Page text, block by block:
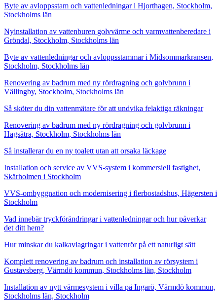
Byte av avloppsstam och vattenledningar i Hjorthagen, Stockholm,
Stockholms län
Nyinstallation av vattenburen golvvärme och varmvattenberedare i
Gröndal, Stockholm, Stockholms län
Byte av vattenledningar och avloppsstammar i Midsommarkransen,
Stockholm, Stockholms län
Renovering av badrum med ny rördragning och golvbrunn i
Vällingby, Stockholm, Stockholms län
Så sköter du din vattenmätare för att undvika felaktiga räkningar
Renovering av badrum med ny rördragning och golvbrunn i
Hagsätra, Stockholm, Stockholms län
Så installerar du en ny toalett utan att orsaka läckage
Installation och service av VVS-system i kommersiell fastighet,
Skärholmen i Stockholm
VVS-ombyggnation och modernisering i flerbostadshus, Hägersten i
Stockholm
Vad innebär tryckförändringar i vattenledningar och hur påverkar
det ditt hem?
Hur minskar du kalkavlagringar i vattenrör på ett naturligt sätt
Komplett renovering av badrum och installation av rörsystem i
Gustavsberg, Värmdö kommun, Stockholms län, Stockholm
Installation av nytt värmesystem i villa på Ingarö, Värmdö kommun,
Stockholms län, Stockholm